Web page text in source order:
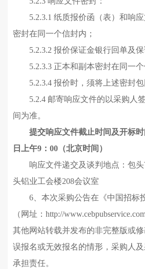
5.2.3.1 纸质报价函（表）和响
密封在同一个信封内；
5.2.3.2 报价保证金银行回单及
5.2.3.3 正本和副本密封在同一个
5.2.3.4 报价时，须将上述密封包
5.2.4 邮寄响应文件的以采购人
间为准。
提交响应文件截止 时间及开标
日
上午9：00（北京时间）
响应文件递交及谈判地点：包
头铝业工会楼208会议室
6、 本次采购公告在 《中国招标
（网址：http://
其他网站转载并发布的非完整版或
误报名或无效报名的情形，采购人
承担责任。